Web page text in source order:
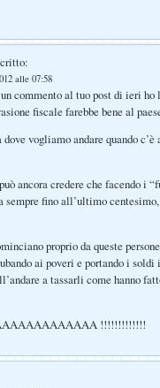
alle 07:58
commento al tuo post di ieri ho
fiscale farebbe bene al
vogliamo andare quando c’è
ancora credere che facendo i
sempre fino all’ultimo
proprio da queste
ai poveri e portando i
a tassarli come hanno
!!!!!!!!!!!!!